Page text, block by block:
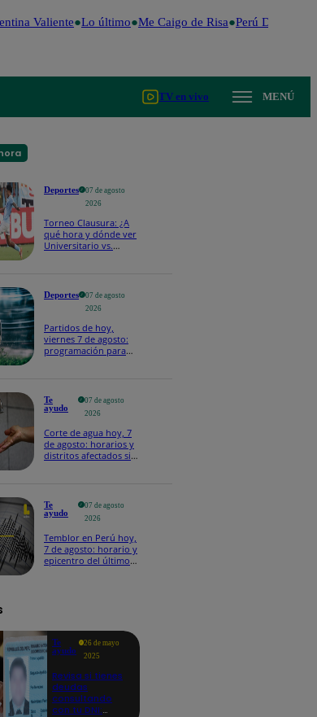
Valiente Lo último Me Caigo de Risa Perú Decide
TV en vivo MENÚ
Deportes
07 de agosto
2026
Torneo Clausura: ¿A
qué hora y dónde ver
Universitario vs.
Deportes
07 de agosto
2026
Partidos de hoy,
viernes 7 de agosto:
programación para
Te
ayudo
07 de agosto
2026
Corte de agua hoy, 7
de agosto: horarios y
distritos afectados sin
Te
ayudo
07 de agosto
2026
Temblor en Perú hoy,
7 de agosto: horario y
epicentro del último
Te
ayudo
26 de mayo
2025
Revisa si tienes
deudas
consultando
con tu DNI: